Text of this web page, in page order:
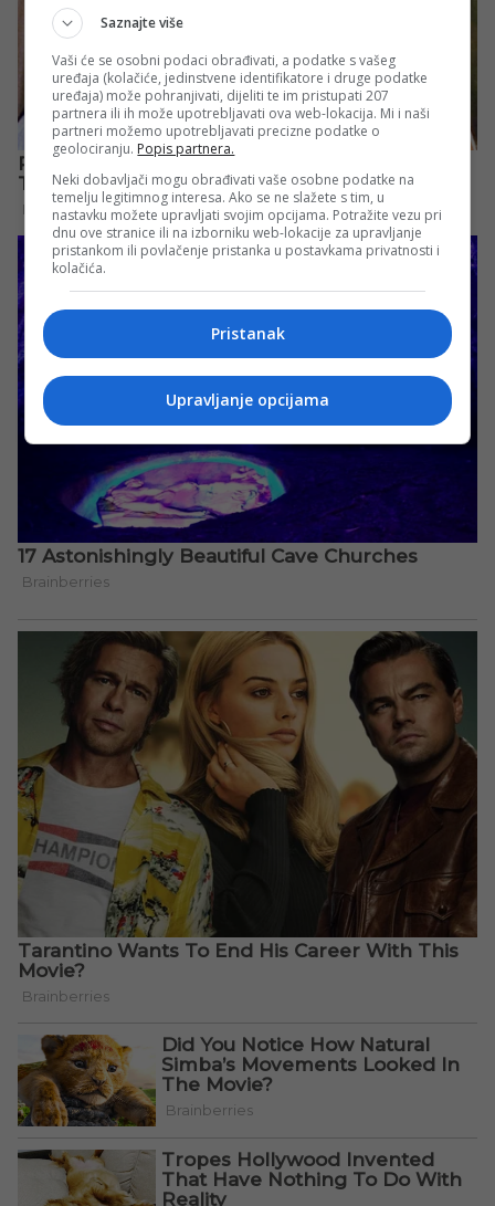
Saznajte više
Vaši će se osobni podaci obrađivati, a podatke s vašeg
uređaja (kolačiće, jedinstvene identifikatore i druge podatke
uređaja) može pohranjivati, dijeliti te im pristupati 207
partnera ili ih može upotrebljavati ova web-lokacija. Mi i naši
partneri možemo upotrebljavati precizne podatke o
geolociranju. Popis partnera.
Neki dobavljači mogu obrađivati vaše osobne podatke na
temelju legitimnog interesa. Ako se ne slažete s tim, u
nastavku možete upravljati svojim opcijama. Potražite vezu pri
dnu ove stranice ili na izborniku web-lokacije za upravljanje
pristankom ili povlačenje pristanka u postavkama privatnosti i
kolačića.
Pristanak
Upravljanje opcijama